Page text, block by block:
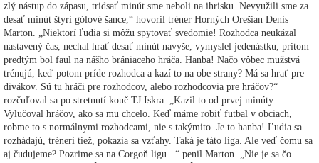
zlý nástup do zápasu, tridsať minút sme neboli na ihrisku. Nevyužili sme za
desať minút štyri gólové šance,“ hovoril tréner Horných Orešian Denis
Marton. „Niektorí ľudia si môžu spytovať svedomie! Rozhodca neukázal
nastavený čas, nechal hrať desať minút navyše, vymyslel jedenástku, pritom
predtým bol faul na nášho brániaceho hráča. Hanba! Načo vôbec mužstvá
trénujú, keď potom príde rozhodca a kazí to na obe strany? Má sa hrať pre
divákov. Sú tu hráči pre rozhodcov, alebo rozhodcovia pre hráčov?“
rozčuľoval sa po stretnutí kouč TJ Iskra. „Kazil to od prvej minúty.
Vylučoval hráčov, ako sa mu chcelo. Keď máme robiť futbal v obciach,
robme to s normálnymi rozhodcami, nie s takýmito. Je to hanba! Ľudia sa
rozhádajú, tréneri tiež, pokazia sa vzťahy. Taká je táto liga. Ale veď čomu sa
aj čudujeme? Pozrime sa na Corgoň ligu...“ penil Marton. „Nie je sa čo